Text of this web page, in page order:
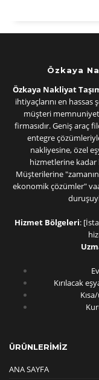
Özkaya
Özkaya Nakliyat
ihtiyaçlarını en
müşteri
firmasıdır. Geniş araç
entegre
nakliyesine, özel
hizmetlerine kadar
Müşterilerine
ekonomik çözümler"
Hizmet Bölgeleri:
Kırılacak
ÜRÜNLERİMİZ
ANA SAYFA